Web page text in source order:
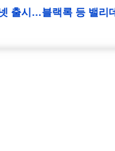
출시…블랙록 등 밸리